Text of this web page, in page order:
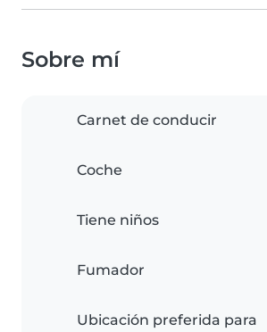
Sobre mí
Carnet de conducir
Coche
Tiene niños
Fumador
Ubicación preferida para